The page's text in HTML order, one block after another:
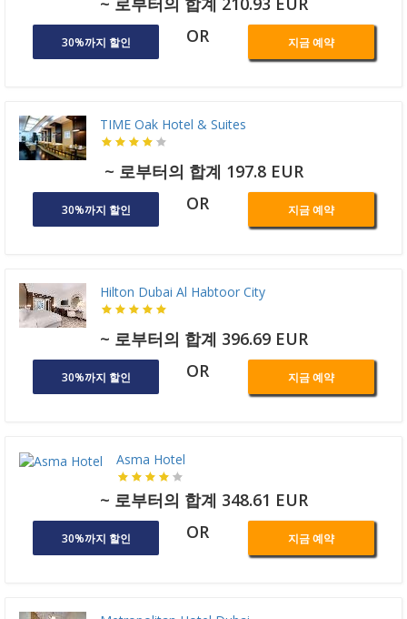
30%까지 할인 OR 지금 예약
TIME Oak Hotel & Suites
~ 로부터의 합계 197.8 EUR
30%까지 할인 OR 지금 예약
Hilton Dubai Al Habtoor City
~ 로부터의 합계 396.69 EUR
30%까지 할인 OR 지금 예약
Asma Hotel
~ 로부터의 합계 348.61 EUR
30%까지 할인 OR 지금 예약